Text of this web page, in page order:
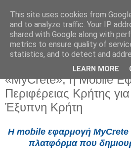
Πέμπτη 20 Μαρτίου 2025
«MyCrete», η Mobile
Περιφέρειας Κρήτης
Έξυπνη Κρήτη
Η mobile εφαρμογή MyCrete
πλατφόρμα που
This site uses cookies from
and to analyze traffic. Your IP
shared with Google along with
metrics to ensure quality of
statistics, and to detect and
LEARN MORE